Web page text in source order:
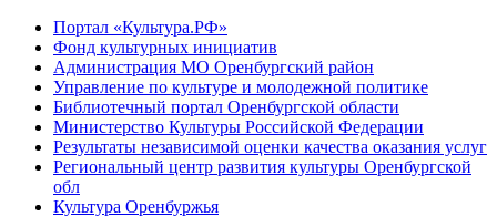
Портал «Культура.РФ»
Фонд культурных инициатив
Администрация МО Оренбургский район
Управление по культуре и молодежной политике
Библиотечный портал Оренбургской области
Министерство Культуры Российской Федерации
Результаты независимой оценки качества оказания услуг
Региональный центр развития культуры Оренбургской
обл
Культура Оренбуржья